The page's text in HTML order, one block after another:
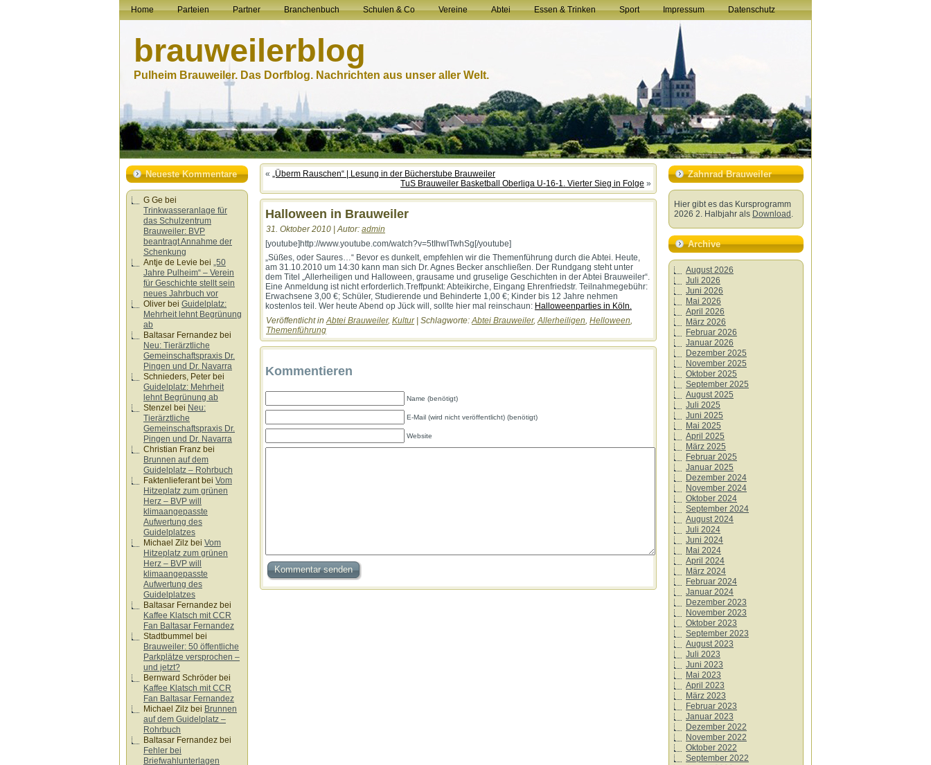
Home Parteien Partner Branchenbuch Schulen & Co Vereine Abtei Essen & Trinken Sport Impressum Datenschutz
brauweilerblog
Pulheim Brauweiler. Das Dorfblog. Nachrichten aus unser aller Welt.
Neueste Kommentare
G Ge bei
Trinkwasseranlage für
das Schulzentrum
Brauweiler: BVP
beantragt Annahme der
Schenkung
Antje de Levie bei „50
Jahre Pulheim“ – Verein
für Geschichte stellt sein
neues Jahrbuch vor
Oliver bei Guidelplatz:
Mehrheit lehnt Begrünung
ab
Baltasar Fernandez bei
Neu: Tierärztliche
Gemeinschaftspraxis Dr.
Pingen und Dr. Navarra
Schnieders, Peter bei
Guidelplatz: Mehrheit
lehnt Begrünung ab
Stenzel bei Neu:
Tierärztliche
Gemeinschaftspraxis Dr.
Pingen und Dr. Navarra
Christian Franz bei
Brunnen auf dem
Guidelplatz – Rohrbuch
Faktenlieferantbei Vom
Hitzeplatz zum grünen
Herz – BVP will
klimaangepasste
Aufwertung des
Guidelplatzes
Michael Zilz bei Vom
Hitzeplatz zum grünen
Herz – BVP will
klimaangepasste
Aufwertung des
Guidelplatzes
Baltasar Fernandez bei
Kaffee Klatsch mit CCR
Fan Baltasar Fernandez
Stadtbummel bei
Brauweiler: 50 öffentliche
Parkplätze versprochen –
und jetzt?
Bernward Schröder bei
Kaffee Klatsch mit CCR
Fan Baltasar Fernandez
Michael Zilz bei Brunnen
auf dem Guidelplatz –
Rohrbuch
Baltasar Fernandez bei
Fehler bei
Briefwahlunterlagen
« „Überm Rauschen“ | Lesung in der Bücherstube Brauweiler
TuS Brauweiler Basketball Oberliga U-16-1. Vierter Sieg in Folge »
Halloween in Brauweiler
31. Oktober 2010 | Autor: admin
[youtube]http://www.youtube.com/watch?v=5tIhwITwhSg[/youtube]
„Süßes, oder Saures…“ Bevor es dunkelt, empfehlen wir die Themenführung durch die Abtei. Heute,
am 31.10.2010 um 14:30 kann man sich Dr. Agnes Becker anschließen. Der Rundgang steht unter
dem Titel „Allerheiligen und Halloween, grausame und gruselige Geschichten in der Abtei Brauweiler“.
Eine Anmeldung ist nicht erforderlich.Treffpunkt: Abteikirche, Eingang Ehrenfriedstr. Teilnahmegebühr:
Erwachsene 3,00 €; Schüler, Studierende und Behinderte 1,00 €; Kinder bis 12 Jahre nehmen
kostenlos teil. Wer heute Abend op Jück will, sollte hier mal reinschaun: Halloweenparties in Köln.
Veröffentlicht inAbtei Brauweiler, Kultur| Schlagworte:Abtei Brauweiler,Allerheiligen, Helloween,
Themenführung
Kommentieren
Name (benötigt)
E-Mail (wird nicht veröffentlicht) (benötigt)
Website
Zahnrad Brauweiler
Hier gibt es das Kursprogramm
2026 2. Halbjahr als Download .
Archive
August 2026
Juli 2026
Juni 2026
Mai 2026
April 2026
März 2026
Februar 2026
Januar 2026
Dezember 2025
November 2025
Oktober 2025
September 2025
August 2025
Juli 2025
Juni 2025
Mai 2025
April 2025
März 2025
Februar 2025
Januar 2025
Dezember 2024
November 2024
Oktober 2024
September 2024
August 2024
Juli 2024
Juni 2024
Mai 2024
April 2024
März 2024
Februar 2024
Januar 2024
Dezember 2023
November 2023
Oktober 2023
September 2023
August 2023
Juli 2023
Juni 2023
Mai 2023
April 2023
März 2023
Februar 2023
Januar 2023
Dezember 2022
November 2022
Oktober 2022
September 2022